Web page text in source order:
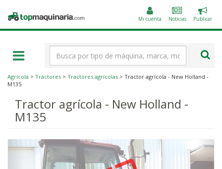
Topmaquinaria.com Mi cuenta Noticias
un
Publicar
Agrícola > Tractores > Tractores agrícolas > Tractor agrícola - New Holland -
M135
Tractor agrícola - New Holland -
M135